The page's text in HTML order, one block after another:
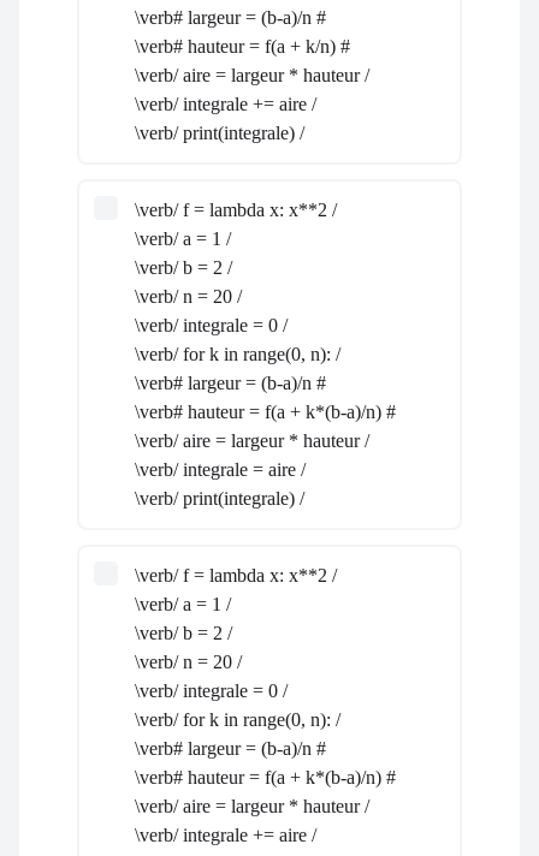
\verb# largeur = (b-a)/n #
\verb# hauteur = f(a + k/n) #
\verb/ aire = largeur * hauteur /
\verb/ integrale += aire /
\verb/ print(integrale) /
\verb/ f = lambda x: x**2 /
\verb/ a = 1 /
\verb/ b = 2 /
\verb/ n = 20 /
\verb/ integrale = 0 /
\verb/ for k in range(0, n): /
\verb# largeur = (b-a)/n #
\verb# hauteur = f(a + k*(b-a)/n) #
\verb/ aire = largeur * hauteur /
\verb/ integrale = aire /
\verb/ print(integrale) /
\verb/ f = lambda x: x**2 /
\verb/ a = 1 /
\verb/ b = 2 /
\verb/ n = 20 /
\verb/ integrale = 0 /
\verb/ for k in range(0, n): /
\verb# largeur = (b-a)/n #
\verb# hauteur = f(a + k*(b-a)/n) #
\verb/ aire = largeur * hauteur /
\verb/ integrale += aire /